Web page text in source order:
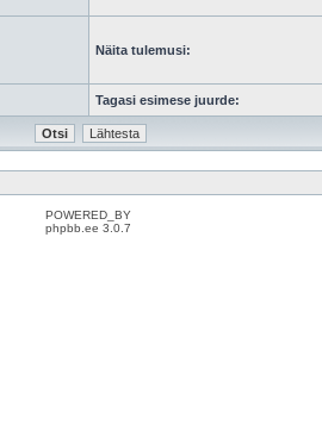
Näita tulemusi:
Tagasi esimese juurde:
POWERED_BY
phpbb.ee 3.0.7